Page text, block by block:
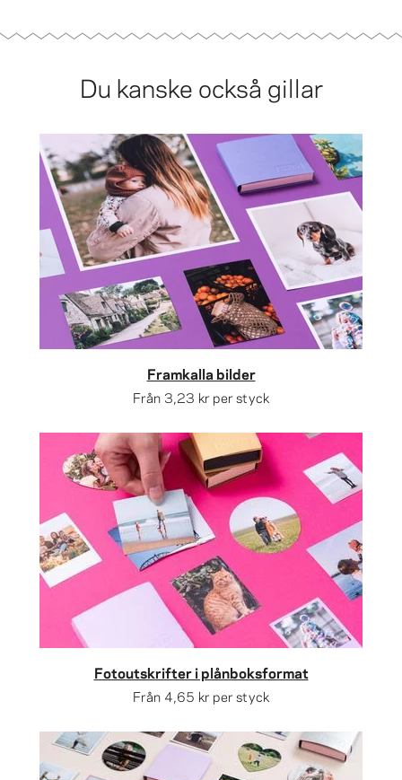
Du kanske också gillar
Framkalla bilder
Från 3,23 kr per styck
Fotoutskrifter i plånboksformat
Från 4,65 kr per styck